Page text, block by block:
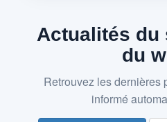
Actualités du
du
Retrouvez les dernières
informé